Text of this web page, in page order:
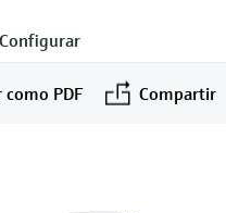
Configurar
como PDF Compartir